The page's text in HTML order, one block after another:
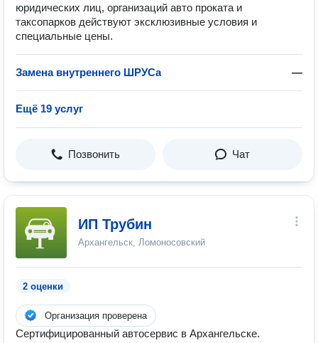
юридических лиц, организаций авто проката и
таксопарков действуют эксклюзивные условия и
специальные цены.
Замена внутреннего ШРУСа —
Ещё 19 услуг
Позвонить Чат
ИП Трубин
Архангельск, Ломоносовский
2 оценки
Организация проверена
Сертифицированный автосервис в Архангельске.